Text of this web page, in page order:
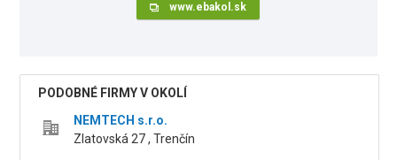
www.ebakol.sk
PODOBNÉ FIRMY V OKOLÍ
NEMTECH s.r.o.
Zlatovská 27 , Trenčín